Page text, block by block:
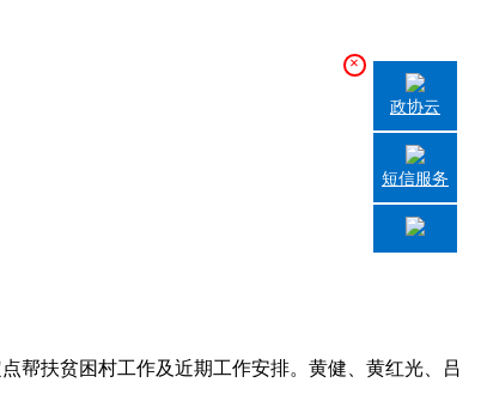
帮扶贫困村工作及近期工作安排。黄健、黄红光、吕
×
政协云
短信服务